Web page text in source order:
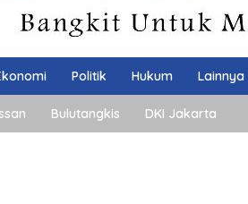
Politik Hukum Lainnya
Bulutangkis DKI Jakarta